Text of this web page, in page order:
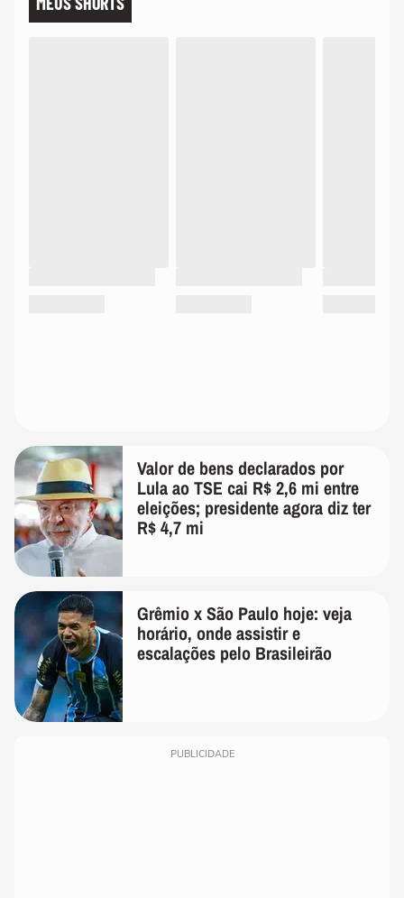
Valor de bens declarados por
Lula ao TSE cai R$ 2,6 mi entre
eleições; presidente agora diz ter
R$ 4,7 mi
Grêmio x São Paulo hoje: veja
horário, onde assistir e
escalações pelo Brasileirão
PUBLICIDADE